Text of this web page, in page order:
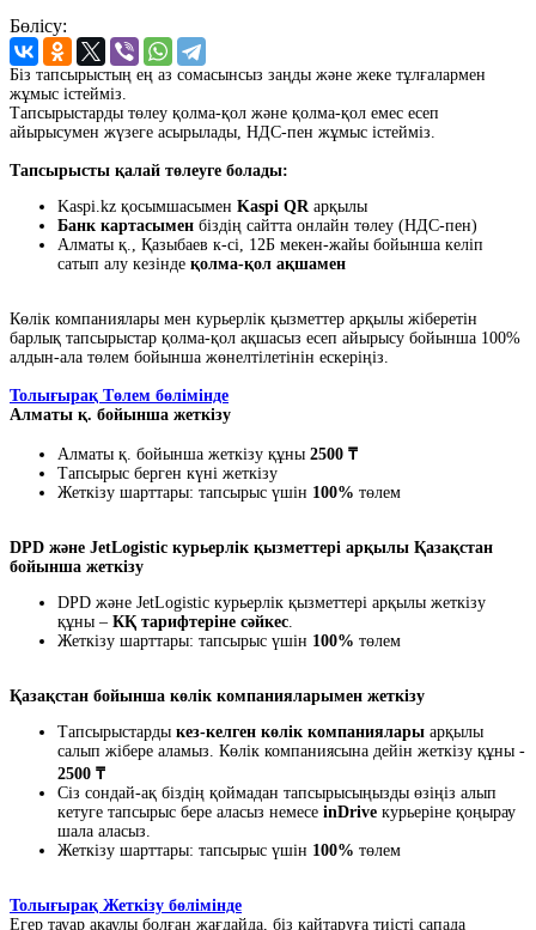
Бөлісу:
Біз тапсырыстың ең аз сомасынсыз заңды және жеке тұлғалармен
жұмыс істейміз.
Тапсырыстарды төлеу қолма-қол және қолма-қол емес есеп
айырысумен жүзеге асырылады, НДС-пен жұмыс істейміз.
Тапсырысты қалай төлеуге болады:
Kaspi.kz қосымшасымен Kaspi QRарқылы
Банк картасымен біздің сайтта онлайн төлеу (НДС-пен)
Алматы қ., Қазыбаев к-сі, 12Б мекен-жайы бойынша келіп
сатып алу кезінде қолма-қол ақшамен
Көлік компаниялары мен курьерлік қызметтер арқылы жіберетін
барлық тапсырыстар қолма-қол ақшасыз есеп айырысу бойынша 100%
алдын-ала төлем бойынша жөнелтілетінін ескеріңіз.
Толығырақ Төлем бөлімінде
Алматы қ. бойынша жеткізу
Алматы қ. бойынша жеткізу құны 2500 ₸
Тапсырыс берген күні жеткізу
Жеткізу шарттары: тапсырыс үшін 100% төлем
DPD және JetLogistic курьерлік қызметтері арқылы Қазақстан
бойынша жеткізу
DPD және JetLogistic курьерлік қызметтері арқылы жеткізу
құны – КҚ тарифтеріне сәйкес.
Жеткізу шарттары: тапсырыс үшін 100% төлем
Қазақстан бойынша көлік компанияларымен жеткізу
Тапсырыстарды кез-келген көлік компаниялары арқылы
салып жібере аламыз. Көлік компаниясына дейін жеткізу құны -
2500 ₸
Сіз сондай-ақ біздің қоймадан тапсырысыңызды өзіңіз алып
кетуге тапсырыс бере аласыз немесе inDrive курьеріне қоңырау
шала аласыз.
Жеткізу шарттары: тапсырыс үшін 100% төлем
Толығырақ Жеткізу бөлімінде
Егер тауар ақаулы болған жағдайда, біз қайтаруға тиісті сапада